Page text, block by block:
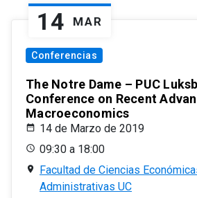
14 MAR
Conferencias
The Notre Dame – PUC
Conference on Recent
Macroeconomics
14 de Marzo de 2019
09:30 a 18:00
Facultad de Ciencias
Administrativas UC